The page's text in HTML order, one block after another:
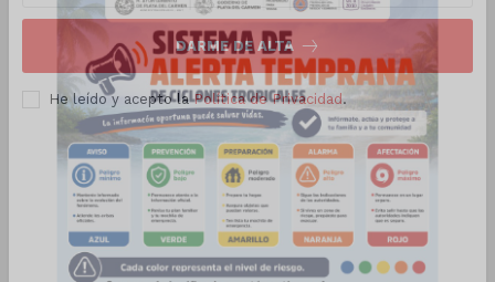
SUSCRÍBETE AHORA
DARME DE ALTA
He leído y acepto laPolítica de Privacidad .